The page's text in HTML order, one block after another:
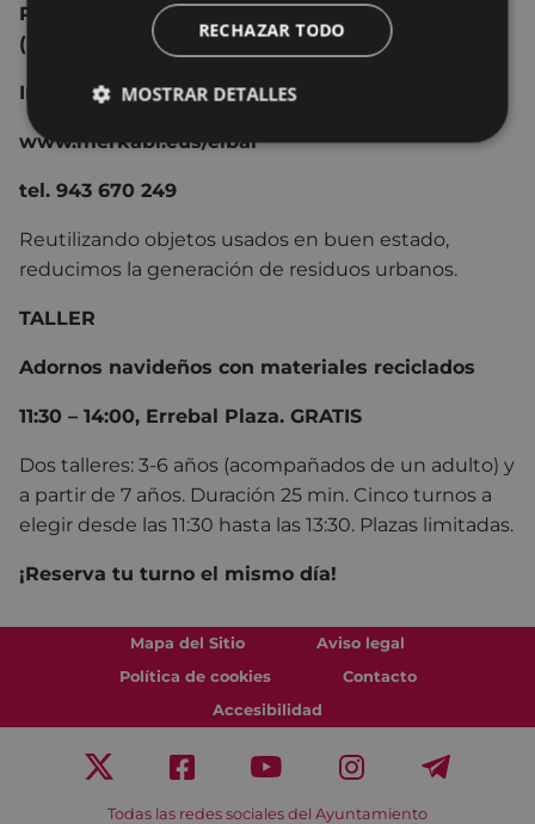
Plazo de inscripción: del 1 al 13 de diciembre
(ambos inclusive)
Inscripciones y más información.
www.merkabi.eus/eibar
tel. 943 670 249
Reutilizando objetos usados en buen estado,
reducimos la generación de residuos urbanos.
TALLER
Adornos navideños con materiales reciclados
11:30 – 14:00, Errebal Plaza. GRATIS
Dos talleres: 3-6 años (acompañados de un adulto) y
a partir de 7 años. Duración 25 min. Cinco turnos a
elegir desde las 11:30 hasta las 13:30. Plazas limitadas.
¡Reserva tu turno el mismo día!
Mapa del Sitio
Aviso legal
Política de cookies
Contacto
Accesibilidad
Todas las redes sociales del Ayuntamiento
RECHAZAR TODO
MOSTRAR DETALLES